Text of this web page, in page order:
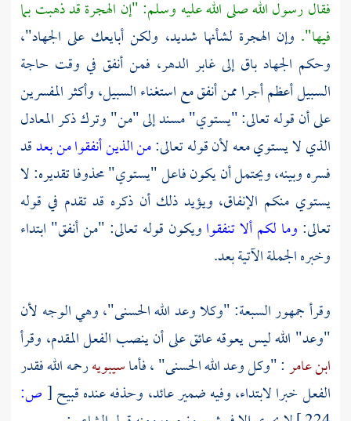
فقال رسول الله صلى الله عليه وسلم: "إن الهجرة قد ذهبت بما
فيها". وإن الهجرة لشأنها شديد، ولكن أبايعك على الجهاد"،
وحكم الجهاد باق إلى غابر الدهر، فمن أنفق في وقت حاجة
السبيل أعظم أجرا ممن أنفق مع استغناء السبيل، وأكثر المفسرين
على أن قوله تعالى: "يستوي" مسند إلى "من" وترك ذكر المعادل
الذي لا يستوي معه لأن قوله تعالى:من الذين أنفقوا من بعدقد
فسره وبينه، ويحتمل أن يكون فاعل "يستوي" محذوفا تقديره: لا
يستوي منكم الإنفاق، ويؤيد ذلك أن ذكره قد تقدم في قوله
تعالى: وما لكم ألا تنفقواويكون قوله تعالى: "من أنفق" ابتداء
وخبره الجملة الآتية بعد.
وقرأ جمهور السبعة: "وكلا وعد الله الحسنى"، وهي الوجه لأن
"وعد" الله ليس يعوقه عائق على أن ينصب الفعل المقدم، وقرأ
ابن عامر: "وكل وعد الله الحسنى" ، فأماسيبويهرحمه الله فقدر
الفعل خبرا لابتداء، وفيه ضمير عائد، وحذفه عنده قبيح[ص: